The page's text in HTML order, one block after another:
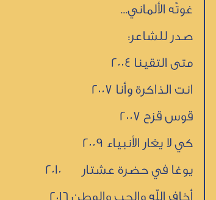
غوتّه الألماني...
صدر للشاعر:
متى التقينا 2004
انت الذاكرة وأنا 2007
قوس قزح 2007
كي لا يغار الأنبياء 2009
يوغا في حضرة عشتار 2010
أخاف الله والحب والوطن 2016